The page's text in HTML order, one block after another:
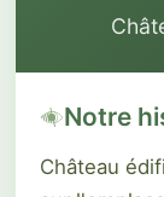
Notre
Château